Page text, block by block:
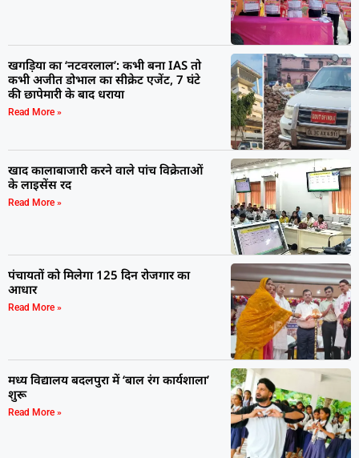
खगड़िया का ‘नटवरलाल’: कभी बना IAS तो
कभी अजीत डोभाल का सीक्रेट एजेंट, 7 घंटे
की छापेमारी के बाद धराया
Read More »
खाद कालाबाजारी करने वाले पांच विक्रेताओं
के लाइसेंस रद
Read More »
पंचायतों को मिलेगा 125 दिन रोजगार का
आधार
Read More »
मध्य विद्यालय बदलपुरा में ‘बाल रंग कार्यशाला’
शुरू
Read More »